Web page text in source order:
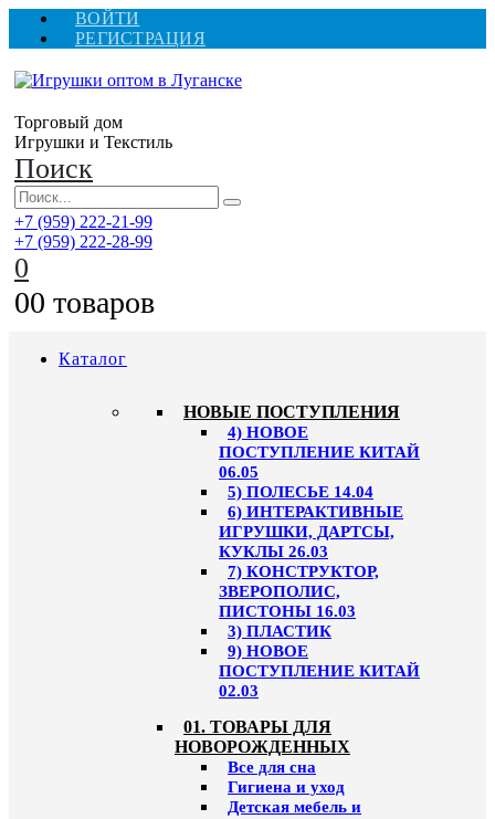
ВОЙТИ
РЕГИСТРАЦИЯ
Торговый дом
Игрушки и Текстиль
Поиск
+7 (959) 222-21-99
+7 (959) 222-28-99
0
00 товаров
Каталог
НОВЫЕ ПОСТУПЛЕНИЯ
4) НОВОЕ
ПОСТУПЛЕНИЕ КИТАЙ
06.05
5) ПОЛЕСЬЕ 14.04
6) ИНТЕРАКТИВНЫЕ
ИГРУШКИ, ДАРТСЫ,
КУКЛЫ 26.03
7) КОНСТРУКТОР,
ЗВЕРОПОЛИС,
ПИСТОНЫ 16.03
3) ПЛАСТИК
9) НОВОЕ
ПОСТУПЛЕНИЕ КИТАЙ
02.03
01. ТОВАРЫ ДЛЯ
НОВОРОЖДЕННЫХ
Все для сна
Гигиена и уход
Детская мебель и